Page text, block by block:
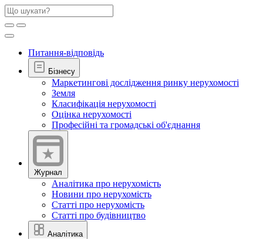
Питання-відповідь
Бізнесу
Маркетингові дослідження ринку нерухомості
Земля
Класифікація нерухомості
Оцінка нерухомості
Професійні та громадські об'єднання
Журнал
Аналітика про нерухомість
Новини про нерухомість
Статті про нерухомість
Статті про будівництво
Аналітика